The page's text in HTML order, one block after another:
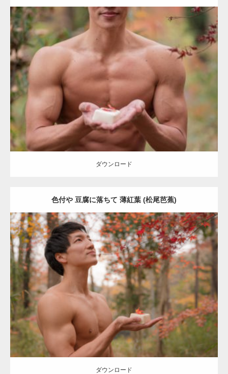
Update: 2022.01.22
Category: 紅葉とマッチョ kaichan
二頭筋
ダウンロード
ダウンロード
色付や 豆腐に落ちて 薄紅葉 (松尾芭蕉)
Update:2022.01.22
Category: 紅葉とマッチョ inoriAKIHITO(細マッチョ) 上腕二頭筋 肩
ダウンロード
ダウンロード